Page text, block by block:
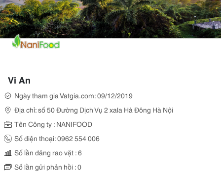
Vi An
Ngày tham gia Vatgia.com: 09/12/2019
Địa chỉ: số 50 Đường Dịch Vụ 2 xala Hà Đông Hà Nội
Tên Công ty : NANIFOOD
Số điện thoại: 0962 554 006
Số lần đăng rao vặt : 6
Số lần gửi phản hồi : 0